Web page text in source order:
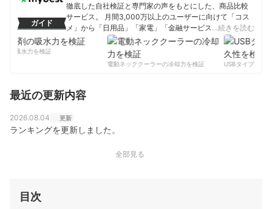
ガイド
徹底した自社検証と専門家の声をもとにした、商品比較
サービス。 月間3,000万以上のユーザーに向けて「コス
メ」から「日用品」「家電」「金融サービス」まで、ベ
ストな商品を選んでもらうために、毎日コンテンツを制
コンテンツ制作チームのプロフィール
…続きを読む
の吸水力を検証
電動ネッククーラーの冷却力を検証
USBタイプCケー
最近の更新内容
2026.08.04 更新
ランキングを更新しました。
全部見る
目次